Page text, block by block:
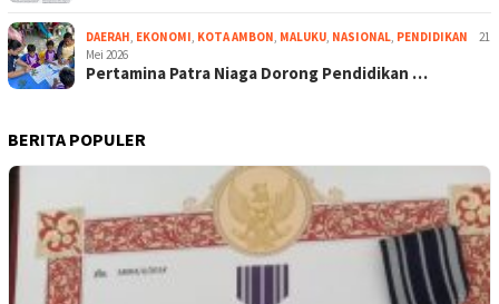
DAERAH EKONOMI KOTA AMBON MALUKU NASIONAL PENDIDIKAN
21
Mei 2026
Pertamina Patra Niaga Dorong Pendidikan …
BERITA POPULER